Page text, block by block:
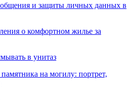
и защиты личных данных в
о комфортном жилье за
в унитаз
на могилу: портрет,